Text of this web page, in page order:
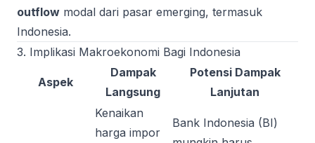
outflow modal dari pasar emerging, termasuk
Indonesia.
3. Implikasi Makroekonomi Bagi Indonesia
Aspek
Dampak
Langsung
Potensi Dampak
Lanjutan
Kenaikan
harga impor
Bank Indonesia (BI)